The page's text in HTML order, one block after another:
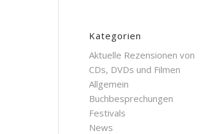
Kategorien
Aktuelle Rezensionen von
CDs, DVDs und Filmen
Allgemein
Buchbesprechungen
Festivals
News